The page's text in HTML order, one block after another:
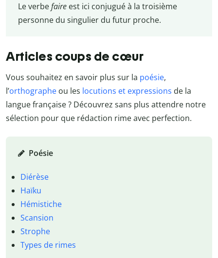
Le verbefaireest ici conjugué à la troisième
personne du singulier du futur proche.
Articles coups de cœur
Vous souhaitez en savoir plus sur la poésie,
l’orthographe ou les locutions et expressions de la
langue française ? Découvrez sans plus attendre notre
sélection pour que rédaction rime avec perfection.
Poésie
Diérèse
Haïku
Hémistiche
Scansion
Strophe
Types de rimes